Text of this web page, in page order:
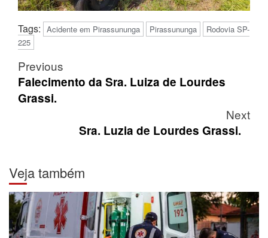
Tags: Acidente em Pirassununga Pirassununga
Rodovia SP-
225
Post
navigation
Previous
Falecimento da Sra. Luiza de Lourdes
Grassi.
Next
Sra. Luzia de Lourdes Grassi.
Veja também